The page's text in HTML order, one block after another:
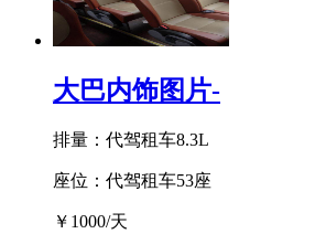
大巴内饰图片-
排量：代驾租车8.3L
座位：代驾租车53座
￥ 1000/天